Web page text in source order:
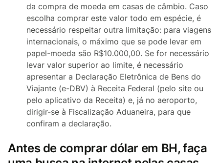
da compra de moeda em casas de câmbio. Caso
escolha comprar este valor todo em espécie, é
necessário respeitar outra limitação: para viagens
internacionais, o máximo que se pode levar em
papel-moeda são R$10.000,00. Se for necessário
levar valor superior ao limite, é necessário
apresentar a Declaração Eletrônica de Bens do
Viajante (e-DBV) à Receita Federal (pelo site ou
pelo aplicativo da Receita) e, já no aeroporto,
dirigir-se à Fiscalização Aduaneira, para que
confiram a declaração.
Antes de comprar dólar em BH, faça